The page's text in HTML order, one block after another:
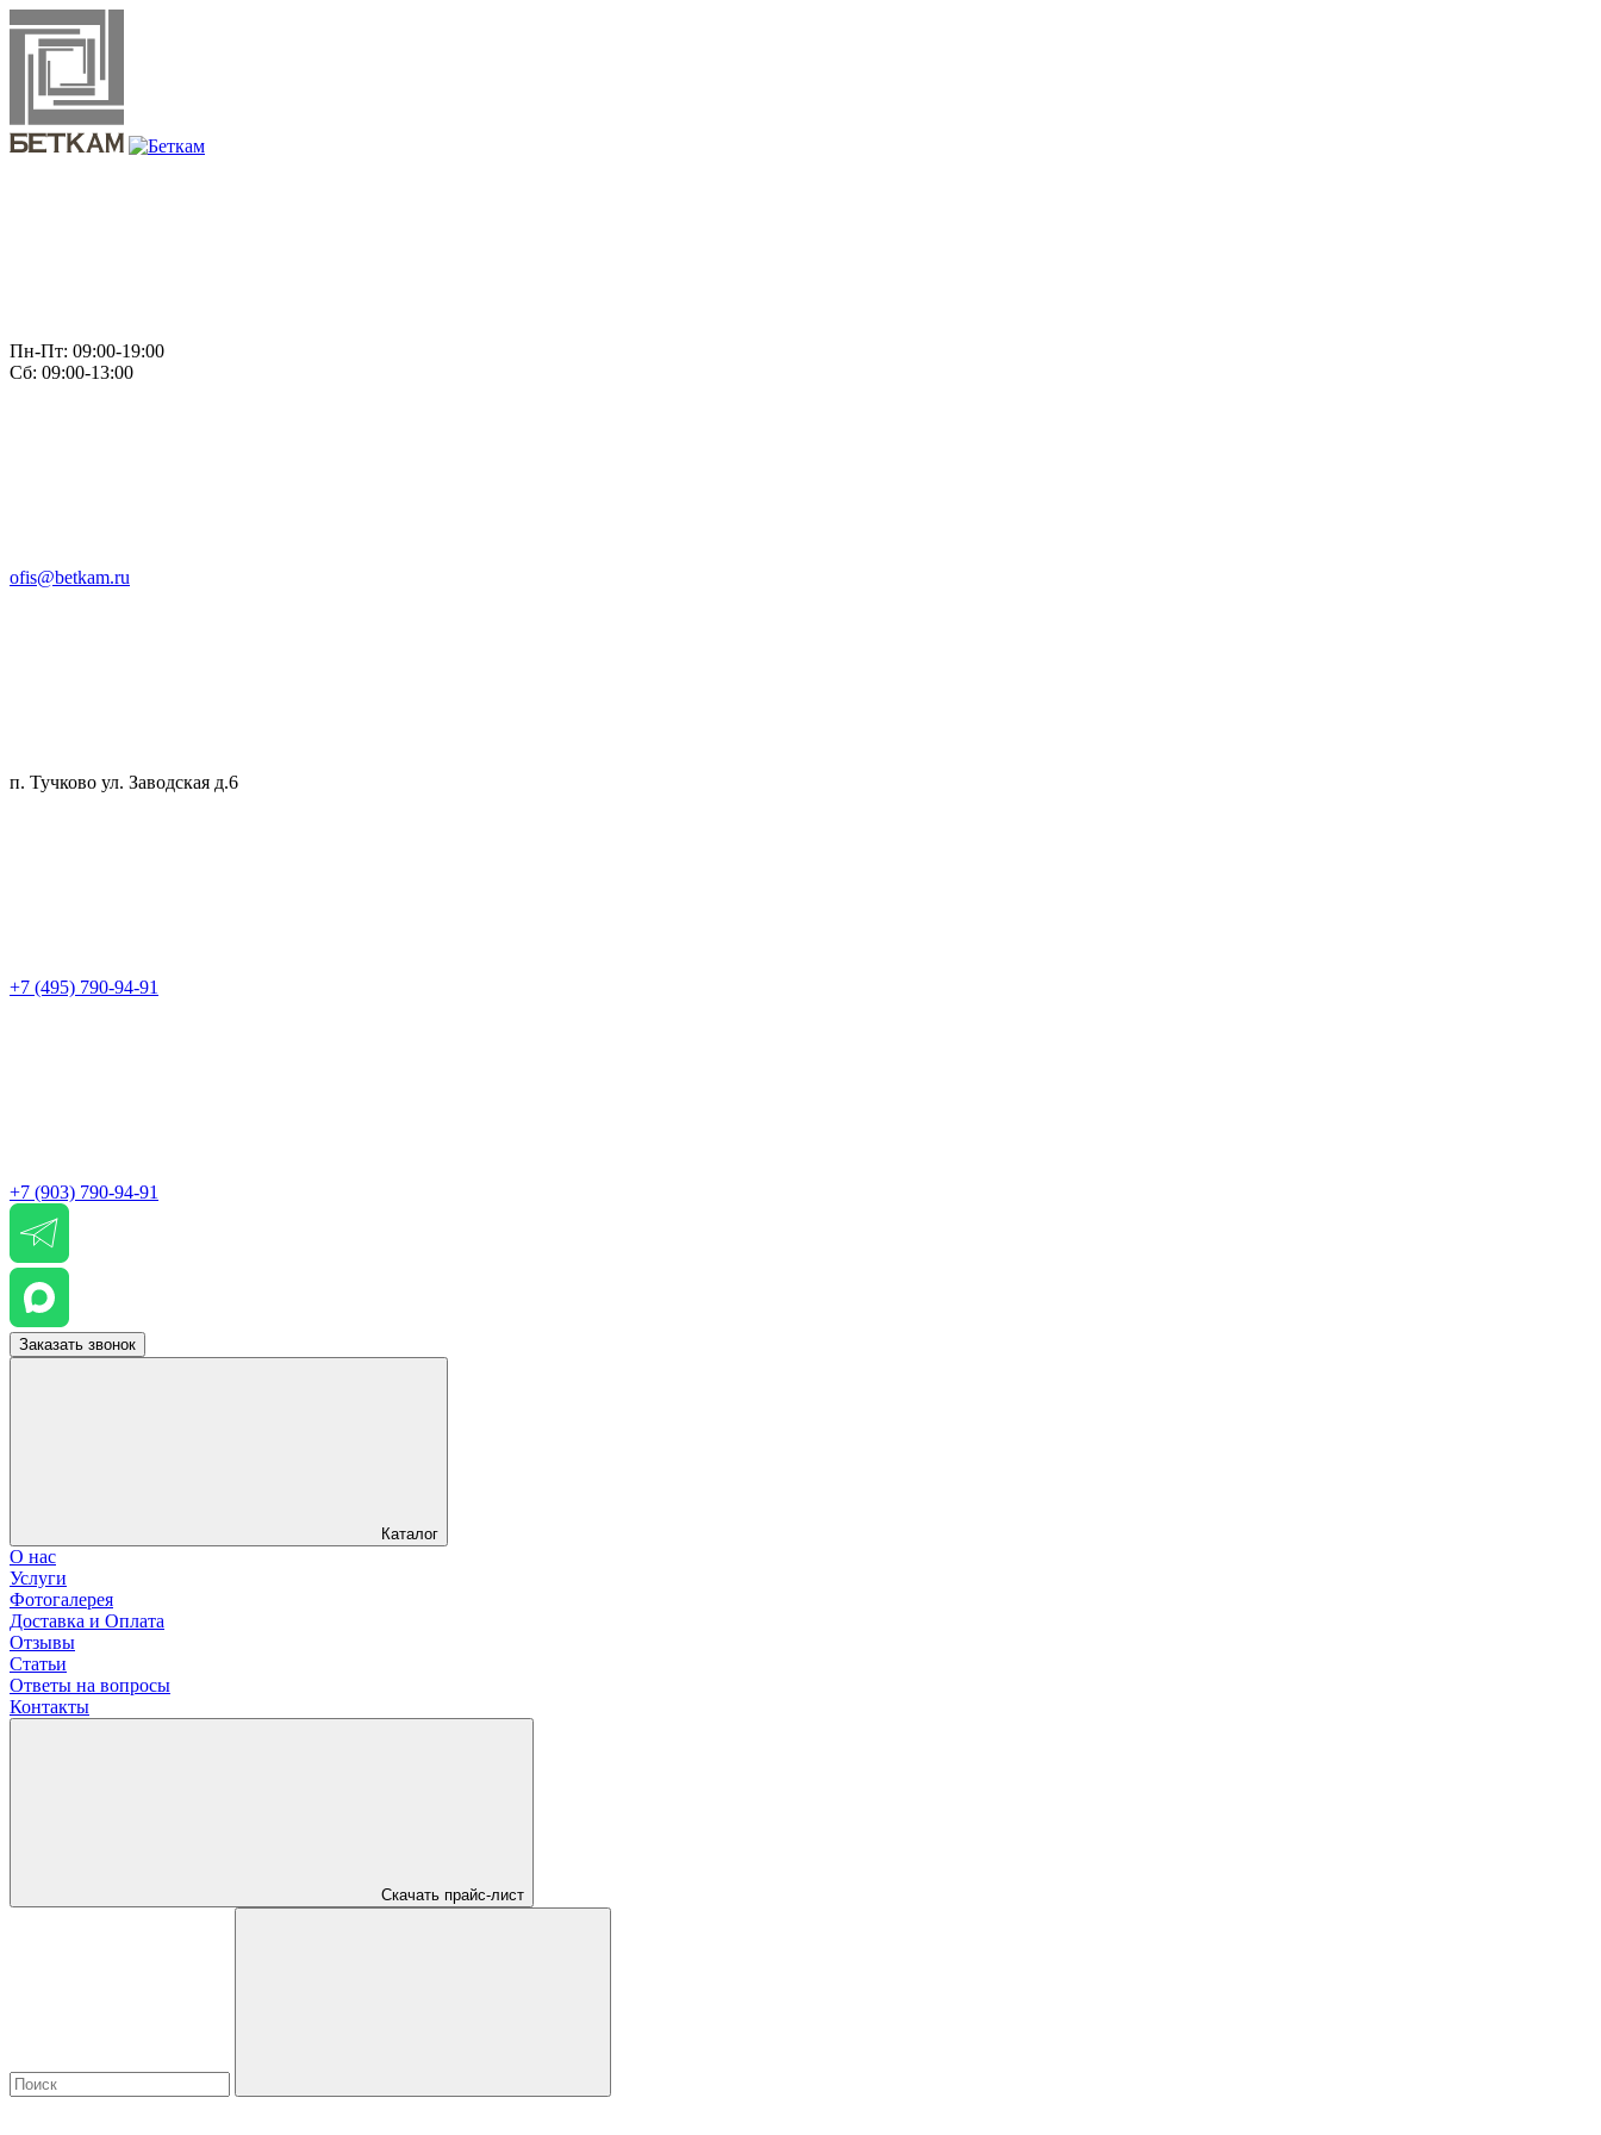
Пн-Пт: 09:00-19:00
Сб: 09:00-13:00
ofis@betkam.ru
п. Тучково ул. Заводская д.6
+7 (495) 790-94-91
+7 (903) 790-94-91
Заказать звонок
Каталог
О нас
Услуги
Фотогалерея
Доставка и Оплата
Отзывы
Статьи
Ответы на вопросы
Контакты
Скачать прайс-лист